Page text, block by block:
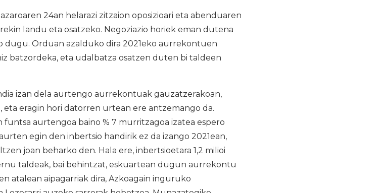
24an helarazi zitzaion oposizioari eta abenduaren
landu eta osatzeko. Negoziazio horiek eman dutena
dugu. Orduan azalduko dira 2021eko aurrekontuen
batzordeka, eta udalbatza osatzen duten bi taldeen
izan dela aurtengo aurrekontuak gauzatzerakoan,
eta eragin hori datorren urtean ere antzemango da.
aurtengoa baino % 7 murritzagoa izatea espero
egin den inbertsio handirik ez da izango 2021ean,
joan beharko den. Hala ere, inbertsioetara 1,2 milioi
taldeak, bai behintzat, eskuartean dugun aurrekontu
atalean aipagarriak dira, Azkoagain inguruko